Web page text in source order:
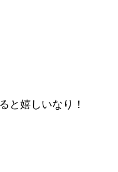
と嬉しいなり！